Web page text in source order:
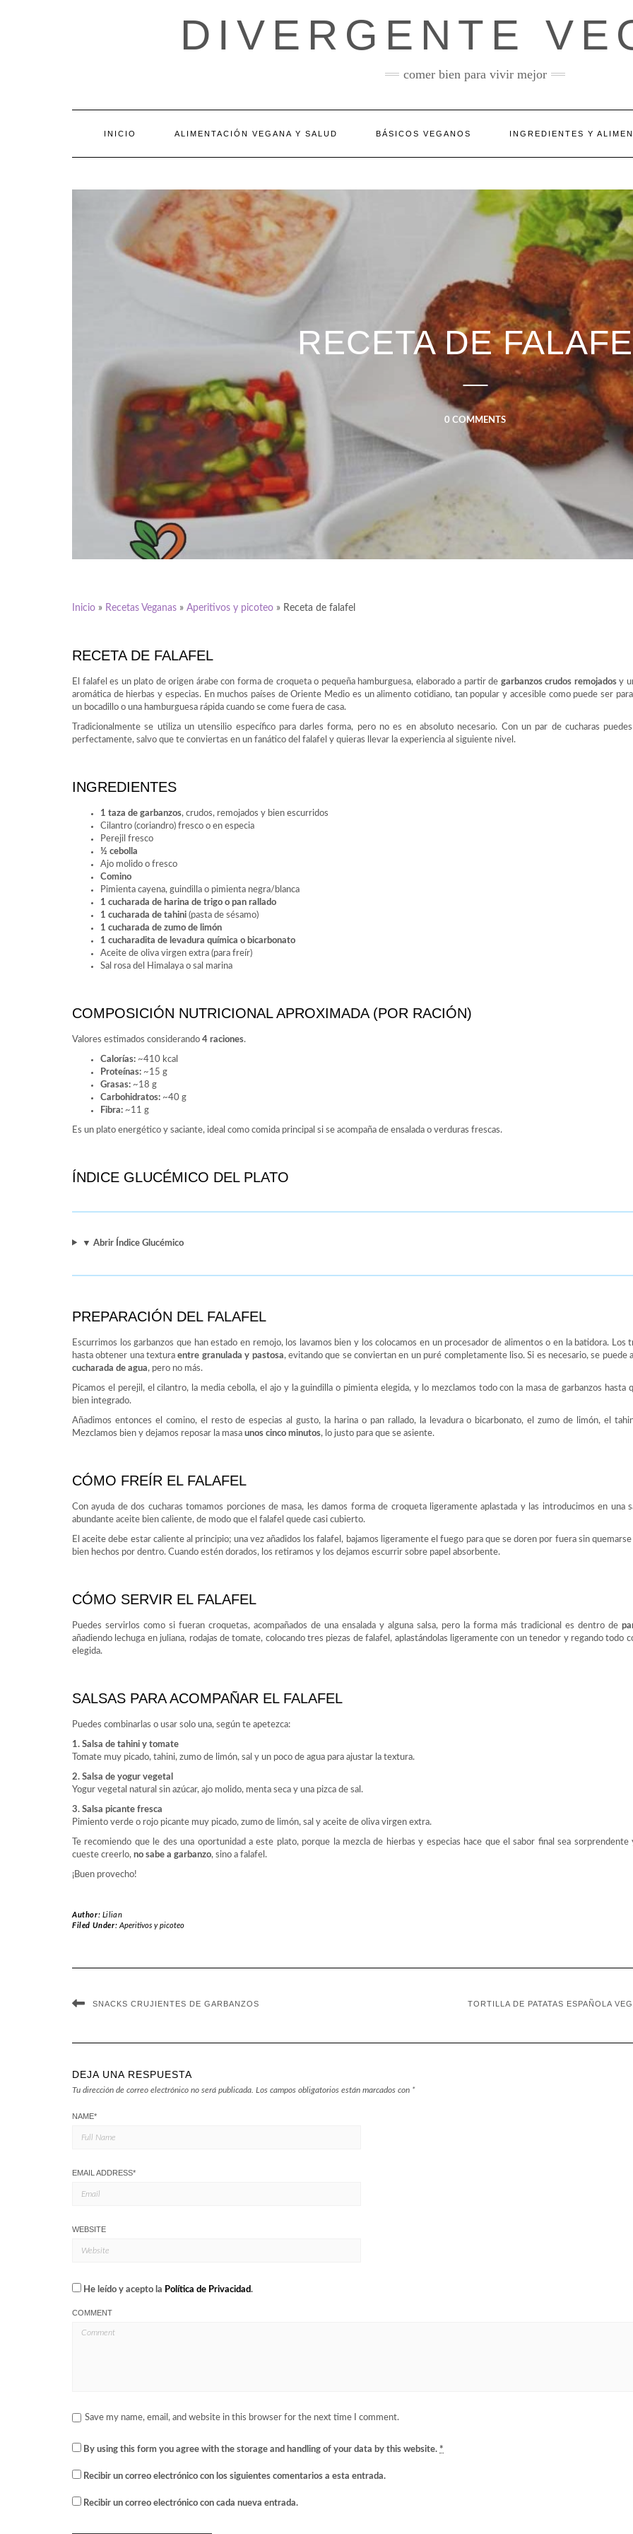
DIVERGENTE
comer bien para vivir mejor
INICIO ALIMENTACIÓN VEGANA Y SALUD BÁSICOS VEGANOS INGREDIENTES Y
RECETA DE
0 COMMENTS
Inicio » Recetas Veganas » Aperitivos y picoteo » Receta de falafel
RECETA DE FALAFEL
El falafel es un plato de origen árabe con forma de croqueta o pequeña hamburguesa, elaborado a partir de garbanzos crudos remojadosy
aromática de hierbas y especias. En muchos países de Oriente Medio es un alimento cotidiano, tan popular y accesible como puede ser
un bocadillo o una hamburguesa rápida cuando se come fuera de casa.
Tradicionalmente se utiliza un utensilio específico para darles forma, pero no es en absoluto necesario. Con un par de cucharas
perfectamente, salvo que te conviertas en un fanático del falafel y quieras llevar la experiencia al siguiente nivel.
INGREDIENTES
1 taza de garbanzos, crudos, remojados y bien escurridos
Cilantro (coriandro) fresco o en especia
Perejil fresco
½ cebolla
Ajo molido o fresco
Comino
Pimienta cayena, guindilla o pimienta negra/blanca
1 cucharada de harina de trigo o pan rallado
1 cucharada de tahini (pasta de sésamo)
1 cucharada de zumo de limón
1 cucharadita de levadura química o bicarbonato
Aceite de oliva virgen extra (para freír)
Sal rosa del Himalaya o sal marina
COMPOSICIÓN NUTRICIONAL APROXIMADA (POR RACIÓN)
Valores estimados considerando 4 raciones.
Calorías: ~410 kcal
Proteínas: ~15 g
Grasas: ~18 g
Carbohidratos: ~40 g
Fibra: ~11 g
Es un plato energético y saciante, ideal como comida principal si se acompaña de ensalada o verduras frescas.
ÍNDICE GLUCÉMICO DEL PLATO
▼ Abrir Índice Glucémico
PREPARACIÓN DEL FALAFEL
Escurrimos los garbanzos que han estado en remojo, los lavamos bien y los colocamos en un procesador de alimentos o en la batidora. Los
hasta obtener una texturaentre granulada y pastosa, evitando que se conviertan en un puré completamente liso. Si es necesario, se puede
cucharada de agua, pero no más.
Picamos el perejil, el cilantro, la media cebolla, el ajo y la guindilla o pimienta elegida, y lo mezclamos todo con la masa de garbanzos hasta
bien integrado.
Añadimos entonces el comino, el resto de especias al gusto, la harina o pan rallado, la levadura o bicarbonato, el zumo de limón, el
Mezclamos bien y dejamos reposar la masa unos cinco minutos, lo justo para que se asiente.
CÓMO FREÍR EL FALAFEL
Con ayuda de dos cucharas tomamos porciones de masa, les damos forma de croqueta ligeramente aplastada y las introducimos en una
abundante aceite bien caliente, de modo que el falafel quede casi cubierto.
El aceite debe estar caliente al principio; una vez añadidos los falafel, bajamos ligeramente el fuego para que se doren por fuera sin
bien hechos por dentro. Cuando estén dorados, los retiramos y los dejamos escurrir sobre papel absorbente.
CÓMO SERVIR EL FALAFEL
Puedes servirlos como si fueran croquetas, acompañados de una ensalada y alguna salsa, pero la forma más tradicional es dentro de
añadiendo lechuga en juliana, rodajas de tomate, colocando tres piezas de falafel, aplastándolas ligeramente con un tenedor y regando todo
elegida.
SALSAS PARA ACOMPAÑAR EL FALAFEL
Puedes combinarlas o usar solo una, según te apetezca:
1. Salsa de tahini y tomate
Tomate muy picado, tahini, zumo de limón, sal y un poco de agua para ajustar la textura.
2. Salsa de yogur vegetal
Yogur vegetal natural sin azúcar, ajo molido, menta seca y una pizca de sal.
3. Salsa picante fresca
Pimiento verde o rojo picante muy picado, zumo de limón, sal y aceite de oliva virgen extra.
Te recomiendo que le des una oportunidad a este plato, porque la mezcla de hierbas y especias hace que el sabor final sea sorprendente
cueste creerlo, no sabe a garbanzo, sino a falafel.
¡Buen provecho!
Author: Lilian
Filed Under: Aperitivos y picoteo
SNACKS CRUJIENTES DE GARBANZOS TORTILLA DE PATATAS ESPAÑOLA
DEJA UNA RESPUESTA
Tu dirección de correo electrónico no será publicada. Los campos obligatorios están marcados con *
NAME*
EMAIL ADDRESS*
WEBSITE
He leído y acepto la Política de Privacidad.
COMMENT
Save my name, email, and website in this browser for the next time I comment.
By using this form you agree with the storage and handling of your data by this website. *
Recibir un correo electrónico con los siguientes comentarios a esta entrada.
Recibir un correo electrónico con cada nueva entrada.